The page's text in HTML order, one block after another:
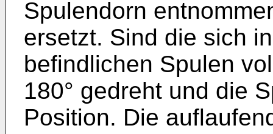
Spulendorn
ersetzt. Sind die sich
befindlichen Spulen
180° gedreht und die
Position. Die